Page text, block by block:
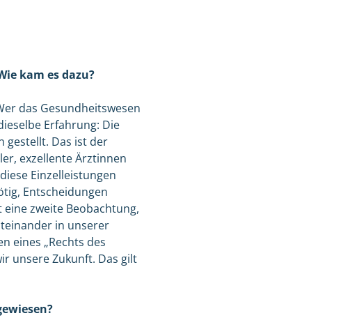
kam es dazu?
das Gesundheitswesen
Erfahrung: Die
gestellt. Das ist der
exzellente Ärztinnen
Einzelleistungen
Entscheidungen
zweite Beobachtung,
in unserer
eines „Rechts des
unsere Zukunft. Das gilt